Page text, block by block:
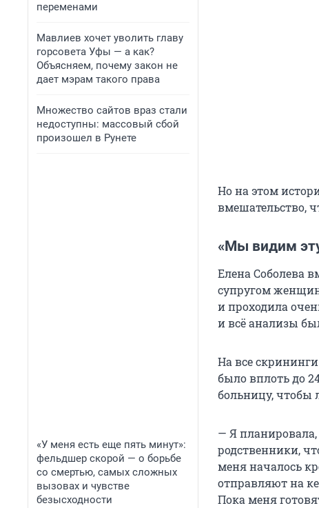
переменами
Мавлиев хочет уволить главу
горсовета Уфы — а как?
Объясняем, почему закон не
дает мэрам такого права
Множество сайтов враз стали
недоступны: массовый сбой
произошел в Рунете
«У меня есть еще пять минут»:
фельдшер скорой — о борьбе
со смертью, самых сложных
вызовах и чувстве
безысходности
Но на этом
вмешательство,
«Мы видим
Елена Соболева
супругом
и проходила
и всё анализы
На все
было вплоть до
больницу, чтобы
— Я планировала,
родственники,
меня началось
отправляют на
Пока меня